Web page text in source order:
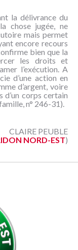
la délivrance du
chose jugée, ne
mais permet
encore recours
bien que la
les droits et
l’exécution. A
d’une action en
d’argent, voire
d’un corps certain
n° 246-31).
CLAIRE PEUBLE
NORD-EST)